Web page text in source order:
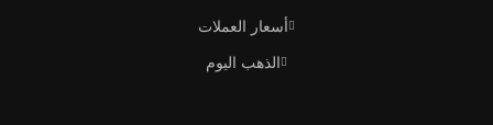
أسعار العملات
الذهب اليوم